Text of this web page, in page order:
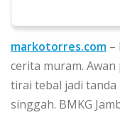
markotorres.com –
cerita muram.
tirai tebal jadi tanda
singgah. BMKG